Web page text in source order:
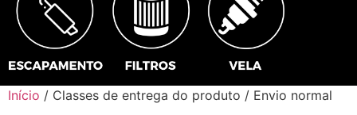
Início / Classes de entrega do produto / Envio normal